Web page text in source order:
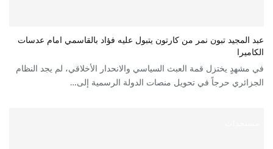
عبد المجيد تبون نمر من كارتون يتبول عليه فؤاد بالقاسمي امام عدسات
الكاميرا
في مشهدٍ يختزل قمة العبث السياسي والانحدار الأخلاقي، لم يجد النظام
الجزائري حرجاً في تحويل منصات الدولة الرسمية إلى…